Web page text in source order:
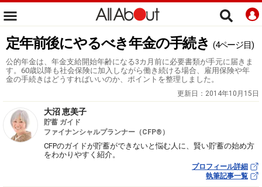
定年前後にやるべき年金の手続き (4ページ目)
公的年金は、年金支給開始年齢になる3カ月前に必要書類が手元に届きま
す。60歳以降も社会保険に加入しながら働き続ける場合、雇用保険や年
金の手続きはどうすればいいのか、ポイントを整理しました。
更新日： 2014年10月15日
大沼 恵美子
貯蓄 ガイド
ファイナンシャルプランナー（CFP®）
CFPのガイドが貯蓄ができないと悩む人に、賢い貯蓄の始め方
をわかりやすく紹介。
プロフィール詳細
執筆記事一覧